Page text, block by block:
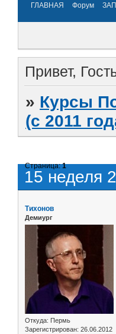
ГЛАВНАЯ Форум
Привет,
» Курсы
(с 2011
15 неделя
Страница:1
Тихонов
Демиург
Откуда: Пермь
Зарегистрирован: 26.06.2012